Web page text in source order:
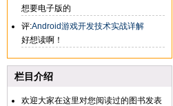
想要电子版的
评:Android游戏开发技术实战详解
好想读啊！
栏目介绍
欢迎大家在这里对您阅读过的图书发表